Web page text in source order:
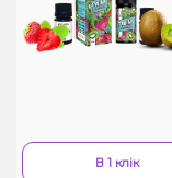
В 1 клік